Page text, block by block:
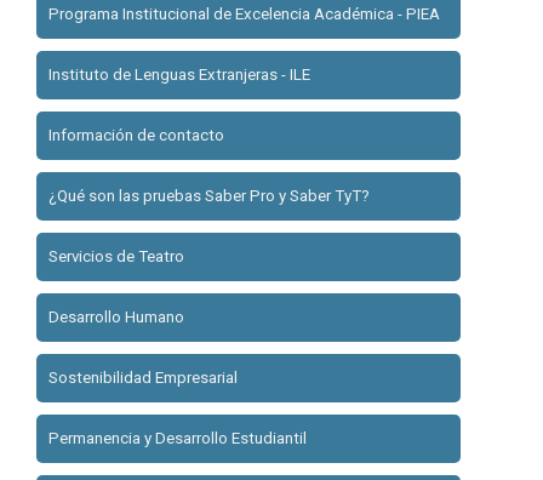
Programa Institucional de Excelencia Académica - PIEA
Instituto de Lenguas Extranjeras - ILE
Información de contacto
¿Qué son las pruebas Saber Pro y Saber TyT?
Servicios de Teatro
Desarrollo Humano
Sostenibilidad Empresarial
Permanencia y Desarrollo Estudiantil